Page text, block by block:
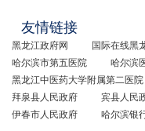
友情链接
黑龙江政府网 国际在线黑
哈尔滨市第五医院
哈尔滨
黑龙江中医药大学附属第二医院
拜泉县人民政府
宾县人民
伊春市人民政府
哈尔滨银